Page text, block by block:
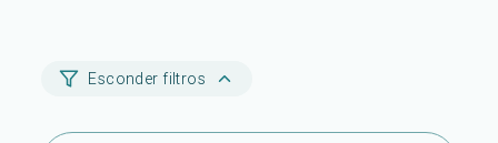
Esconder filtros